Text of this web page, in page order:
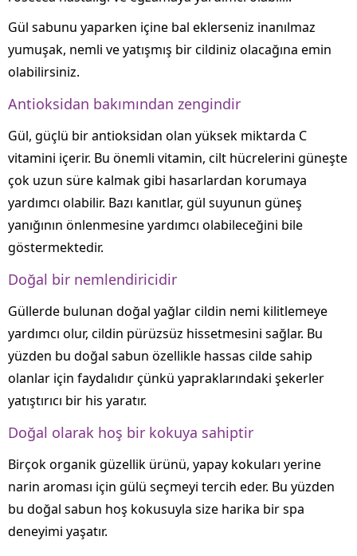
Gül sabunu yaparken içine bal eklerseniz inanılmaz
yumuşak, nemli ve yatışmış bir cildiniz olacağına emin
olabilirsiniz.
Antioksidan bakımından zengindir
Gül, güçlü bir antioksidan olan yüksek miktarda C
vitamini içerir. Bu önemli vitamin, cilt hücrelerini güneşte
çok uzun süre kalmak gibi hasarlardan korumaya
yardımcı olabilir. Bazı kanıtlar, gül suyunun güneş
yanığının önlenmesine yardımcı olabileceğini bile
göstermektedir.
Doğal bir nemlendiricidir
Güllerde bulunan doğal yağlar cildin nemi kilitlemeye
yardımcı olur, cildin pürüzsüz hissetmesini sağlar. Bu
yüzden bu doğal sabun özellikle hassas cilde sahip
olanlar için faydalıdır çünkü yapraklarındaki şekerler
yatıştırıcı bir his yaratır.
Doğal olarak hoş bir kokuya sahiptir
Birçok organik güzellik ürünü, yapay kokuları yerine
narin aroması için gülü seçmeyi tercih eder. Bu yüzden
bu doğal sabun hoş kokusuyla size harika bir spa
deneyimi yaşatır.